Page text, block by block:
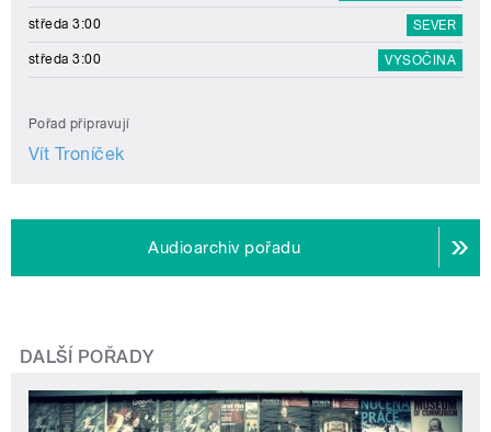
středa 3:00 SEVER
středa 3:00 VYSOČINA
Pořad připravují
Vít Troníček
Audioarchiv pořadu
DALŠÍ POŘADY